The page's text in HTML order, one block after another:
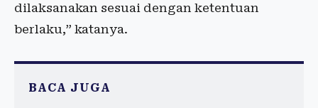
dilaksanakan sesuai dengan ketentuan
berlaku,” katanya.
BACA JUGA